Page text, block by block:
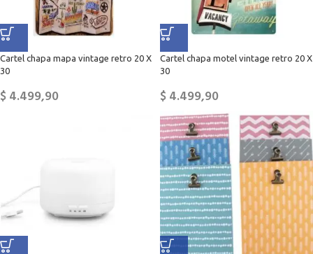
Cartel chapa mapa vintage retro 20 X
30
$4.499,90
Cartel chapa motel vintage retro 20 X
30
$4.499,90